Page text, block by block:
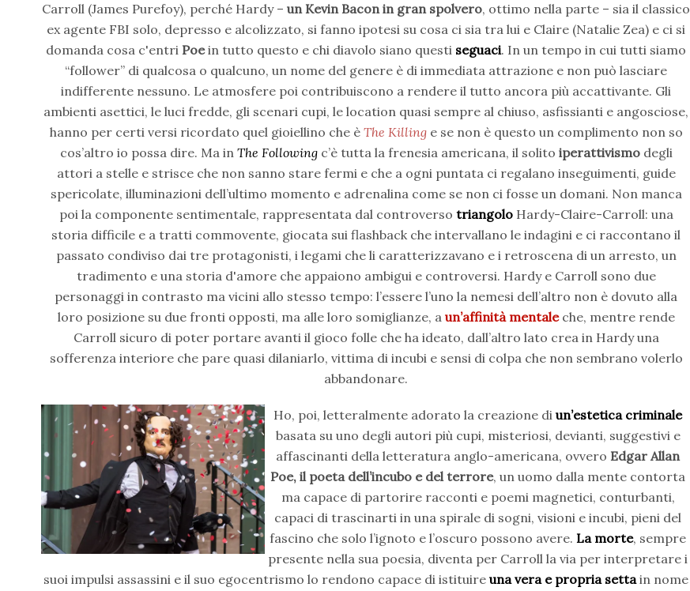
Carroll (James Purefoy), perché Hardy –un Kevin Bacon in gran spolvero, ottimo nella parte – sia il classico
ex agente FBI solo, depresso e alcolizzato, si fanno ipotesi su cosa ci sia tra lui e Claire (Natalie Zea) e ci si
domanda cosa c'entri Poein tutto questo e chi diavolo siano questi seguaci. In un tempo in cui tutti siamo
“follower” di qualcosa o qualcuno, un nome del genere è di immediata attrazione e non può lasciare
indifferente nessuno. Le atmosfere poi contribuiscono a rendere il tutto ancora più accattivante. Gli
ambienti asettici, le luci fredde, gli scenari cupi, le location quasi sempre al chiuso, asfissianti e angosciose,
hanno per certi versi ricordato quel gioiellino che è The Killinge se non è questo un complimento non so
cos’altro io possa dire. Ma in The Followingc’è tutta la frenesia americana, il solito iperattivismo degli
attori a stelle e strisce che non sanno stare fermi e che a ogni puntata ci regalano inseguimenti, guide
spericolate, illuminazioni dell’ultimo momento e adrenalina come se non ci fosse un domani. Non manca
poi la componente sentimentale, rappresentata dal controverso triangoloHardy-Claire-Carroll: una
storia difficile e a tratti commovente, giocata sui flashback che intervallano le indagini e ci raccontano il
passato condiviso dai tre protagonisti, i legami che li caratterizzavano e i retroscena di un arresto, un
tradimento e una storia d'amore che appaiono ambigui e controversi. Hardy e Carroll sono due
personaggi in contrasto ma vicini allo stesso tempo: l’essere l’uno la nemesi dell’altro non è dovuto alla
loro posizione su due fronti opposti, ma alle loro somiglianze, a un’affinità mentaleche, mentre rende
Carroll sicuro di poter portare avanti il gioco folle che ha ideato, dall’altro lato crea in Hardy una
sofferenza interiore che pare quasi dilaniarlo, vittima di incubi e sensi di colpa che non sembrano volerlo
abbandonare.
Ho, poi, letteralmente adorato la creazione diun’estetica criminale
basata su uno degli autori più cupi, misteriosi, devianti, suggestivi e
affascinanti della letteratura anglo-americana, ovvero Edgar Allan
Poe, il poeta dell’incubo e del terrore, un uomo dalla mente contorta
ma capace di partorire racconti e poemi magnetici, conturbanti,
capaci di trascinarti in una spirale di sogni, visioni e incubi, pieni del
fascino che solo l’ignoto e l’oscuro possono avere.La morte, sempre
presente nella sua poesia, diventa per Carroll la via per interpretare i
suoi impulsi assassini e il suo egocentrismo lo rendono capace di istituireuna vera e propria settain nome